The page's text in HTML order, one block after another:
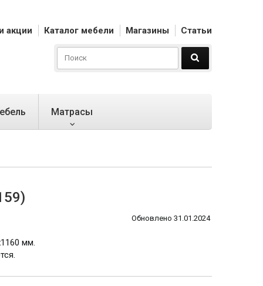
акции Каталог мебели Магазины Статьи
Матрасы
Обновлено 31.01.2024
мм.